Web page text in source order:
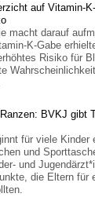
auf Vitamin-
macht darauf
K-Gabe
Risiko für
BVKJ gibt
für viele Kinder
und
und
die Eltern für